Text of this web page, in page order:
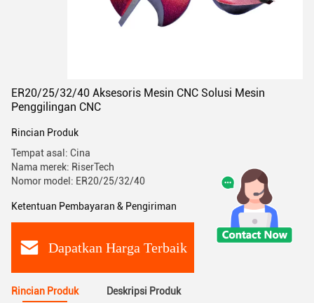
ER20/25/32/40 Aksesoris Mesin CNC Solusi Mesin
Penggilingan CNC
Rincian Produk
Tempat asal: Cina
Nama merek: RiserTech
Nomor model: ER20/25/32/40
Ketentuan Pembayaran & Pengiriman
Dapatkan Harga Terbaik
Rincian Produk Deskripsi Produk